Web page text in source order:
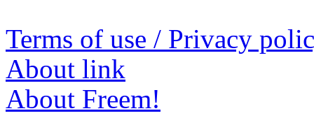
Terms of use / Privacy
About link
About Freem!